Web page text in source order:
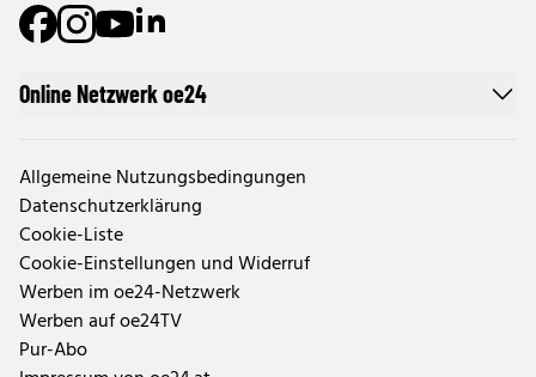
Online Netzwerk oe24
Allgemeine Nutzungsbedingungen
Datenschutzerklärung
Cookie-Liste
Cookie-Einstellungen und Widerruf
Werben im oe24-Netzwerk
Werben auf oe24TV
Pur-Abo